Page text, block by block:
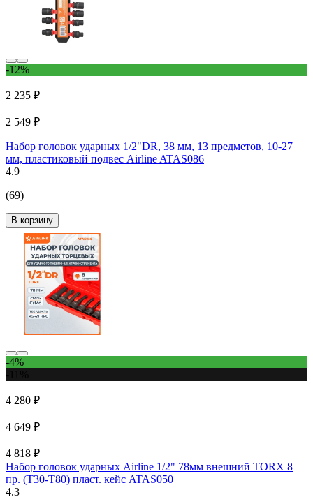
-12%
2 235 ₽
2 549 ₽
Набор головок ударных 1/2"DR, 38 мм, 13 предметов, 10-27
мм, пластиковый подвес Airline ATAS086
4.9
(69)
В корзину
-4%
4 280 ₽
4 649 ₽
4 818 ₽
Набор головок ударных Airline 1/2" 78мм внешний TORX 8
пр. (T30-T80) пласт. кейс ATAS050
4.3